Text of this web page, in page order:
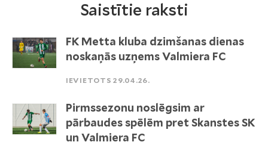
Saistītie raksti
FK Metta kluba dzimšanas dienas
noskaņās uzņems Valmiera FC
IEVIETOTS 29.04.26.
Pirmssezonu noslēgsim ar
pārbaudes spēlēm pret Skanstes SK
un Valmiera FC